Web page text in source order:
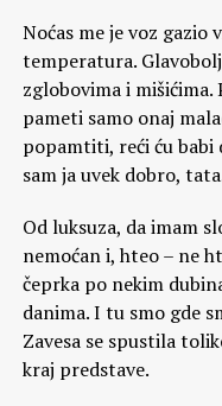
Noćas me je voz gazio
temperatura.
zglobovima i mišićima.
pameti samo onaj
popamtiti, reći ću babi
sam ja uvek dobro,
Od luksuza, da imam
nemoćan i, hteo – ne
čeprka po nekim
danima. I tu smo gde
Zavesa se spustila
kraj predstave.